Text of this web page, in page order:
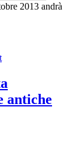
2013 andrà
antiche